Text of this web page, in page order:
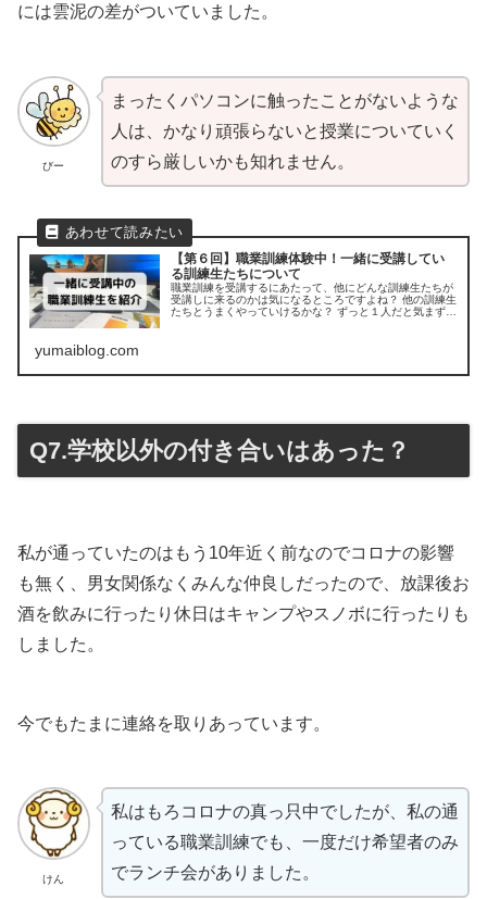
には雲泥の差がついていました。
びー
まったくパソコンに触ったことがないような
人は、かなり頑張らないと授業についていく
のすら厳しいかも知れません。
【第６回】職業訓練体験中！一緒に受講してい
る訓練生たちについて
職業訓練を受講するにあたって、他にどんな訓練生たちが
受講しに来るのかは気になるところですよね？ 他の訓練生
たちとうまくやっていけるかな？ ずっと１人だと気まずく
yumaiblog.com
Q7.学校以外の付き合いはあった？
私が通っていたのはもう10年近く前なのでコロナの影響
も無く、男女関係なくみんな仲良しだったので、放課後お
酒を飲みに行ったり休日はキャンプやスノボに行ったりも
しました。
今でもたまに連絡を取りあっています。
けん
私はもろコロナの真っ只中でしたが、私の通
っている職業訓練でも、一度だけ希望者のみ
でランチ会がありました。